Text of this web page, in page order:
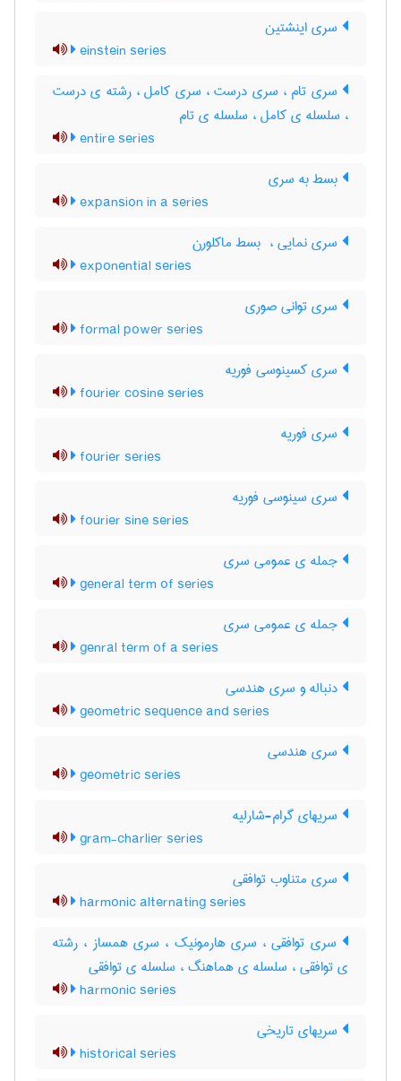
سری اینشتین
einstein series
سری تام ، سری درست ، سری کامل ، رشته ی درست
، سلسله ی کامل ، سلسله ی تام
entire series
بسط به سری
expansion in a series
سری نمایی ، ‌ بسط ماکلورن
exponential series
سری توانی صوری
formal power series
سری کسینوسی فوریه
fourier cosine series
سری فوریه
fourier series
سری سینوسی فوریه
fourier sine series
جمله ی عمومی سری
general term of series
جمله ی عمومی سری
genral term of a series
دنباله و سری هندسی
geometric sequence and series
سری هندسی
geometric series
سریهای گرام-شارلیه
gram-charlier series
سری متناوب توافقی
harmonic alternating series
سری توافقی ، سری هارمونیک ، سری همساز ، رشته
ی توافقی ، سلسله ی هماهنگ ، سلسله ی توافقی
harmonic series
سریهای تاریخی
historical series